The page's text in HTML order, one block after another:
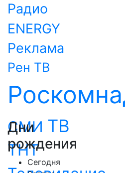
Радио
ENERGY
Реклама
Рен ТВ
СМИ ТВ
ТНТ
Дни
рождения
Сегодня